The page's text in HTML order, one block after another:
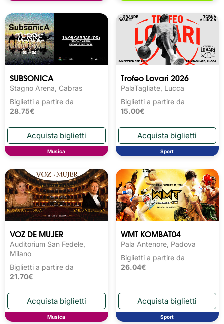
SUBSONICA
Stagno Arena, Cabras
Biglietti a partire da
28.75€
Musica
Trofeo Lovari 2026
PalaTagliate, Lucca
Biglietti a partire da
15.00€
Sport
VOZ DE MUJER
Auditorium San Fedele,
Milano
Biglietti a partire da
21.70€
Musica
WMT KOMBAT04
Pala Antenore, Padova
Biglietti a partire da
26.04€
Sport